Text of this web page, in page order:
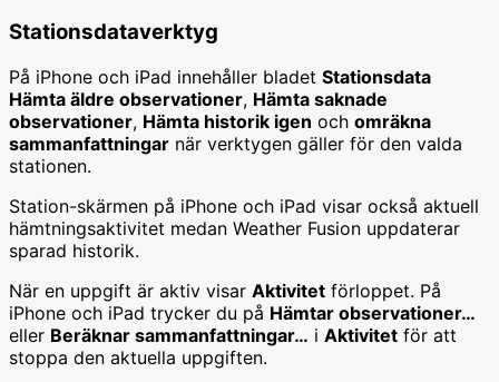
Stationsdataverktyg
På iPhone och iPad innehåller bladet Stationsdata
Hämta äldre observationer, Hämta saknade
observationer, Hämta historik igen och omräkna
sammanfattningar när verktygen gäller för den valda
stationen.
Station-skärmen på iPhone och iPad visar också aktuell
hämtningsaktivitet medan Weather Fusion uppdaterar
sparad historik.
När en uppgift är aktiv visar Aktivitet förloppet. På
iPhone och iPad trycker du på Hämtar observationer…
eller Beräknar sammanfattningar… i Aktivitet för att
stoppa den aktuella uppgiften.